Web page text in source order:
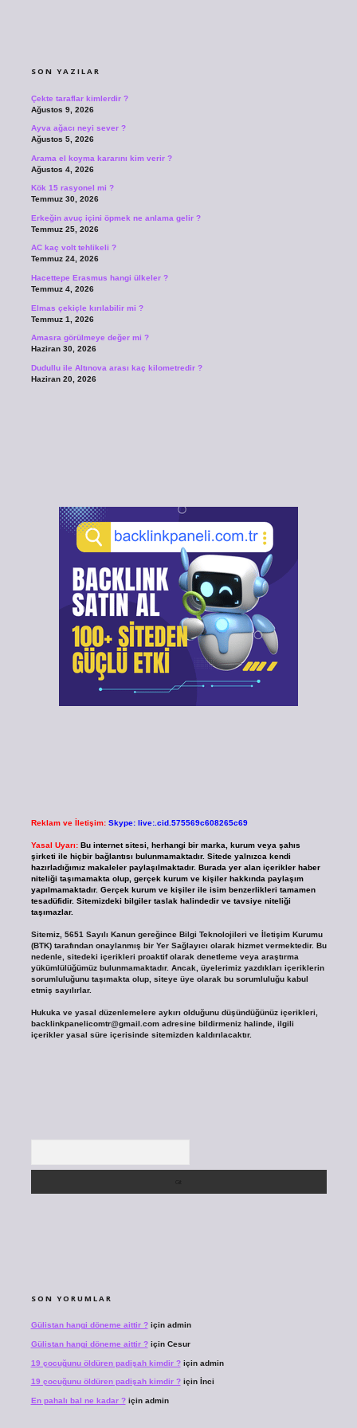
SON YAZILAR
Çekte taraflar kimlerdir ?
Ağustos 9, 2026
Ayva ağacı neyi sever ?
Ağustos 5, 2026
Arama el koyma kararını kim verir ?
Ağustos 4, 2026
Kök 15 rasyonel mi ?
Temmuz 30, 2026
Erkeğin avuç içini öpmek ne anlama gelir ?
Temmuz 25, 2026
AC kaç volt tehlikeli ?
Temmuz 24, 2026
Hacettepe Erasmus hangi ülkeler ?
Temmuz 4, 2026
Elmas çekiçle kırılabilir mi ?
Temmuz 1, 2026
Amasra görülmeye değer mi ?
Haziran 30, 2026
Dudullu ile Altınova arası kaç kilometredir ?
Haziran 20, 2026
Reklam ve İletişim: Skype: live:.cid.575569c608265c69
Yasal Uyarı: Bu internet sitesi, herhangi bir marka, kurum veya şahıs
şirketi ile hiçbir bağlantısı bulunmamaktadır. Sitede yalnızca kendi
hazırladığımız makaleler paylaşılmaktadır. Burada yer alan içerikler haber
niteliği taşımamakta olup, gerçek kurum ve kişiler hakkında paylaşım
yapılmamaktadır. Gerçek kurum ve kişiler ile isim benzerlikleri tamamen
tesadüfidir. Sitemizdeki bilgiler taslak halindedir ve tavsiye niteliği
taşımazlar.
Sitemiz, 5651 Sayılı Kanun gereğince Bilgi Teknolojileri ve İletişim Kurumu
(BTK) tarafından onaylanmış bir Yer Sağlayıcı olarak hizmet vermektedir. Bu
nedenle, sitedeki içerikleri proaktif olarak denetleme veya araştırma
yükümlülüğümüz bulunmamaktadır. Ancak, üyelerimiz yazdıkları içeriklerin
sorumluluğunu taşımakta olup, siteye üye olarak bu sorumluluğu kabul
etmiş sayılırlar.
Hukuka ve yasal düzenlemelere aykırı olduğunu düşündüğünüz içerikleri,
backlinkpanelicomtr@gmail.comadresine bildirmeniz halinde, ilgili
içerikler yasal süre içerisinde sitemizden kaldırılacaktır.
SON YORUMLAR
Gülistan hangi döneme aittir ?için admin
Gülistan hangi döneme aittir ?için Cesur
19 çocuğunu öldüren padişah kimdir ?için admin
19 çocuğunu öldüren padişah kimdir ?için İnci
En pahalı bal ne kadar ?için admin